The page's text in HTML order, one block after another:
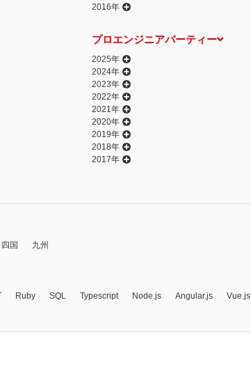
2016年
プロエンジニアパーティー
2025年
2024年
2023年
2022年
2021年
2020年
2019年
2018年
2017年
国 九州
Ruby SQL Typescript Node.js Angular.js Vue.js